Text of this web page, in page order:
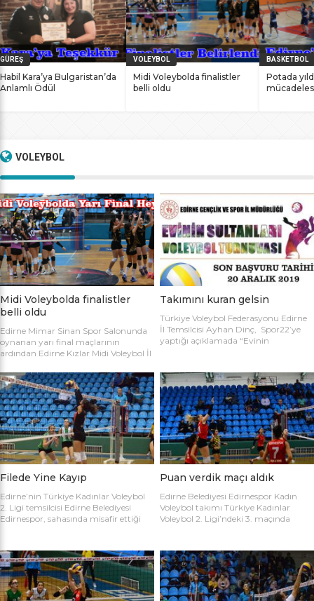
GÜREŞ
Habil Kara’ya Bulgaristan’da
Anlamlı Ödül
VOLEYBOL
Midi Voleybolda finalistler
belli oldu
BASKETBOL
Potada
VOLEYBOL
Midi Voleybolda finalistler
belli oldu
Edirne Mimar Sinan Spor Salonunda
oynanan yarı final maçlarının
ardından Edirne Kızlar Midi Voleybol İl
oynamaya hak kazanan takımlar
belirlendi. İlk oynanan yarı final
maçında Atletik Trakya takımını 25-
17, 25-7 ve 25-20’lik setlerle 3-0
mağlup eden Keşan Yıldızı takımı
finale adını ilk yazdıran takım oldu.
Oynanan ikinci maçta Avrupa
Yıldızları ile Kırcasalih […]
Takımını kuran gelsin
Türkiye Voleybol Federasyonu Edirne
İl Temsilcisi Ayhan Dinç, Spor22’ye
yaptığı açıklamada “Evinin
Temsilciliği olarak “Evinin Sultanları”
ismiyle Kadın Voleybol Turnuvası
organize ediliyor. 18 yaşını doldurmuş
tüm kadınların katılımına açık olan
turnuvaya katılım için takım
kaptanlarının sporcu listesini sağlık
raporlarıyla(sağlık ocağından
alınması yeterli) birlikte Gençlik Spor
İl […]
Filede Yine Kayıp
Edirne’nin Türkiye Kadınlar Voleybol
2. Ligi temsilcisi Edirne Belediyesi
Edirnespor, sahasında misafir ettiği
temsilcimiz Edirne Belediyesi
Edirnespor, Mimar Sinan Spor
Salonu’nda Manisa Salihli
Belediyespor’la karşılaştı. Takımlar
sahaya şu kadrolarla çıktılar: Edirne
Puan verdik maçı aldık
Edirne Belediyesi Edirnespor Kadın
Voleybol takımı Türkiye Kadınlar
Voleybol 2. Ligi’ndeki 3. maçında
Salonu’nda Metin Demirbağ ve
Emrah Baran’ın yönettiği
karşılaşmaya takımlar şu kadrolarla
çıktılar: EDİRNESPOR: Simge
Gülağız, Edanur Bayraklı, Sibel Mert,